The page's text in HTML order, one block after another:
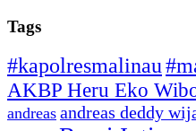
Tags
#kapolresmalinau
AKBP Heru Eko
andreas andreas deddy